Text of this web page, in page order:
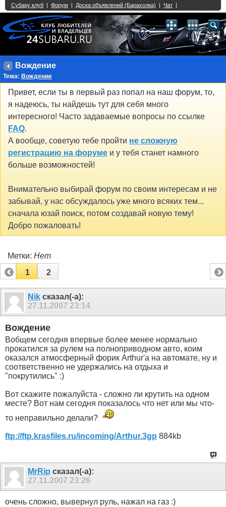
Вождение
Тема: Вождение
Привет, если ты в первый раз попал на наш форум, то,
я надеюсь, ты найдешь тут для себя много
интересного! Часто задаваемые вопросы по ссылке
FAQ.
А вообще, советую тебе пройти не сложную
регистрацию на форуме и у тебя станет намного
больше возможностей!
Внимательно выбирай форум по своим интересам и не
забывай, у нас обсуждалось уже много всяких тем...
сначала юзай поиск, потом создавай новую тему!
Добро пожаловать!
Метки: Нет
1
2
Nik сказал(-а):
27.11.2007 23:14
Вождение
Вобщем сегодня впервые более менее нормально
прокатился за рулем на полноприводном авто, коим
оказался атмосферный форик Arthur'а на автомате, ну и
соответственно не удержались на отдыха и
"покрутились" :)
Вот скажите пожалуйста - сложно ли крутить на одном
месте? Вот нам сегодня показалось что нет или мы что-
то неправильно делали?
ftp://ftp.krasfiles.ru/incoming/Arthur.3gp 884kb
MrRip сказал(-а):
27.11.2007 23:26
очень сложно, вывернул руль, нажал на газ :)
Single Sign On provided byvBSSO
2 3 4 5 6 7 8 9 10 11 12 13 14 15 16 17 18 21 22 23 24 25 26
27 28 29 30 31 32 33 34 35 36 37 38 39 40 41 42 43